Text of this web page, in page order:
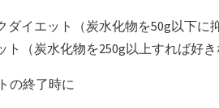
ダイエット（炭水化物を50g以下に
ト（炭水化物を250g以上すれば好き
の終了時に